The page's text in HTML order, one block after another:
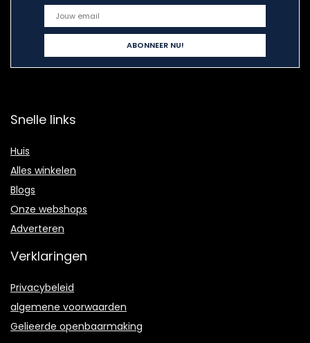
Snelle links
Huis
Alles winkelen
Blogs
Onze webshops
Adverteren
Verklaringen
Privacybeleid
algemene voorwaarden
Gelieerde openbaarmaking